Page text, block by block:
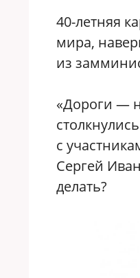
40-летняя
мира,
из
«Дороги —
с
Сергей
делать?